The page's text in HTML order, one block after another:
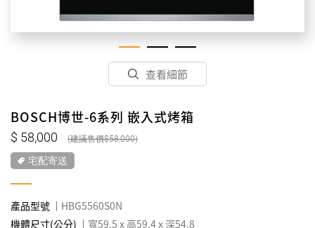
查看細節
BOSCH博世-6系列 嵌入式烤箱
58,000 58,000
宅配寄送
產品型號
HBG5560S0N
機體尺寸(公分)
寬59.5 x 高59.4 x 深54.8